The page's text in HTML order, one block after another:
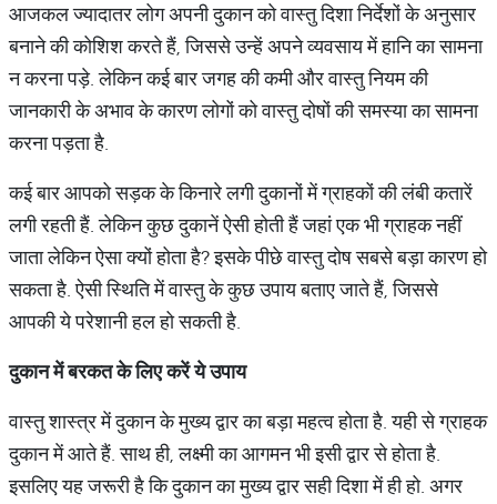
आजकल ज्यादातर लोग अपनी दुकान को वास्तु दिशा निर्देशों के अनुसार
बनाने की कोशिश करते हैं, जिससे उन्हें अपने व्यवसाय में हानि का सामना
न करना पड़े. लेकिन कई बार जगह की कमी और वास्तु नियम की
जानकारी के अभाव के कारण लोगों को वास्तु दोषों की समस्या का सामना
करना पड़ता है.
कई बार आपको सड़क के किनारे लगी दुकानों में ग्राहकों की लंबी कतारें
लगी रहती हैं. लेकिन कुछ दुकानें ऐसी होती हैं जहां एक भी ग्राहक नहीं
जाता लेकिन ऐसा क्यों होता है? इसके पीछे वास्तु दोष सबसे बड़ा कारण हो
सकता है. ऐसी स्थिति में वास्तु के कुछ उपाय बताए जाते हैं, जिससे
आपकी ये परेशानी हल हो सकती है.
दुकान में बरकत के लिए करें ये उपाय
वास्तु शास्त्र में दुकान के मुख्य द्वार का बड़ा महत्व होता है. यही से ग्राहक
दुकान में आते हैं. साथ ही, लक्ष्मी का आगमन भी इसी द्वार से होता है.
इसलिए यह जरूरी है कि दुकान का मुख्य द्वार सही दिशा में ही हो. अगर